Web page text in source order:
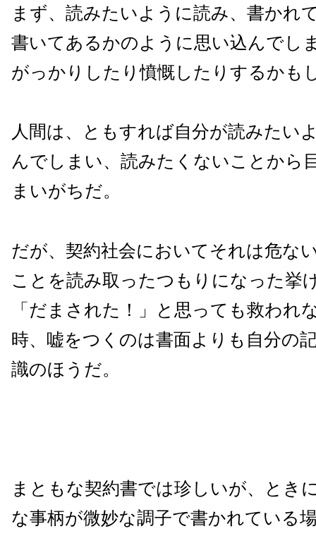
まず、読みたいように読み、書かれ
書いてあるかのように思い込んでし
がっかりしたり憤慨したりするかも
人間は、ともすれば自分が読みたい
んでしまい、読みたくないことから
まいがちだ。
だが、契約社会においてそれは危な
ことを読み取ったつもりになった挙
「だまされた！」と思っても救われ
時、嘘をつくのは書面よりも自分の
識のほうだ。
まともな契約書では珍しいが、とき
な事柄が微妙な調子で書かれている